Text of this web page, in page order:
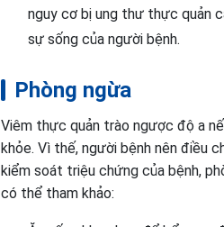
nguy cơ bị ung thư thực quản
sự sống của người bệnh.
Phòng ngừa
Viêm thực quản trào ngược độ a
khỏe. Vì thế, người bệnh nên điều
kiểm soát triệu chứng của bệnh,
có thể tham khảo: